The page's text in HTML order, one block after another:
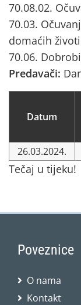
70.08.02.
70.03.
domaćih
70.06.
Predavači:
Datum
26.03.2024.
Tečaj u tijeku!
Poveznice
O nama
Kontakt